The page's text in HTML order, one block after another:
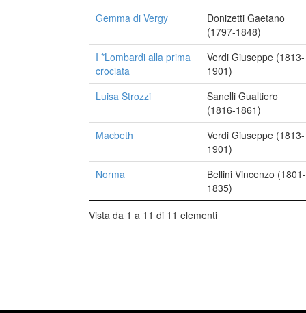
Gemma di Vergy
Donizetti Gaetano
(1797-1848)
I *Lombardi alla prima
crociata
Verdi Giuseppe (1813-
1901)
Luisa Strozzi
Sanelli Gualtiero
(1816-1861)
Macbeth
Verdi Giuseppe (1813-
1901)
Norma
Bellini Vincenzo (1801-
1835)
Vista da 1 a 11 di 11 elementi